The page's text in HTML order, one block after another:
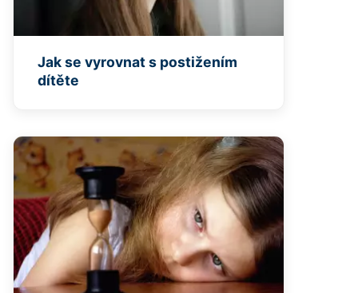
Jak se vyrovnat s postižením
dítěte